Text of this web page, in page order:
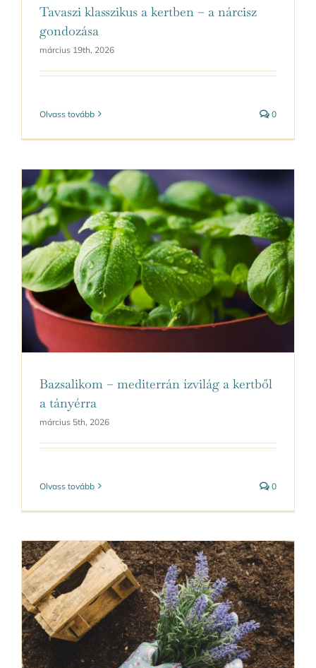
Tavaszi klasszikus a kertben – a nárcisz
gondozása
március 19th, 2026
Olvass tovább 0
Bazsalikom – mediterrán ízvilág a kertből
a tányérra
március 5th, 2026
Olvass tovább 0